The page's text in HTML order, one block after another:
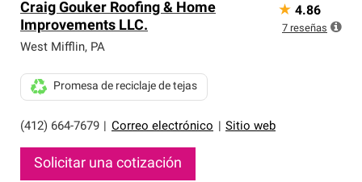
Craig Gouker Roofing & Home
Improvements LLC.
West Mifflin, PA
(412) 664-7679 Correo electrónico Sitio web
Promesa de reciclaje de tejas
Solicitar una cotización
★ 4.86
7 reseñas